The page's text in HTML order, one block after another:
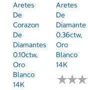
Aretes
De
Corazon
De
Diamantes
0.10ctw,
Oro
Blanco
14K
Aretes
De
Diamante
0.36ctw,
Oro
Blanco
14K
★★★
★★★